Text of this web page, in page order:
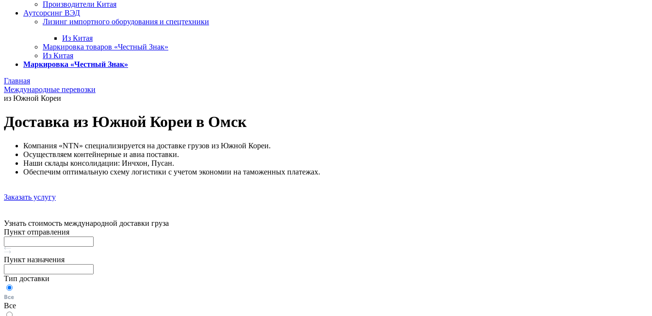
Производители Китая
Аутсорсинг ВЭД
Лизинг импортного оборудования и спецтехники
Из Китая
Маркировка товаров «Честный Знак»
Из Китая
Маркировка «Честный Знак»
Главная
Международные перевозки
из Южной Кореи
Доставка из Южной Кореи в Омск
Компания «NTN» специализируется на доставке грузов из Южной Кореи.
Осуществляем контейнерные и авиа поставки.
Наши склады консолидации: Инчхон, Пусан.
Обеспечим оптимальную схему логистики с учетом экономии на таможенных платежах.
Заказать услугу
Узнать стоимость международной доставки груза
Пункт отправления
Пункт назначения
Тип доставки
Все